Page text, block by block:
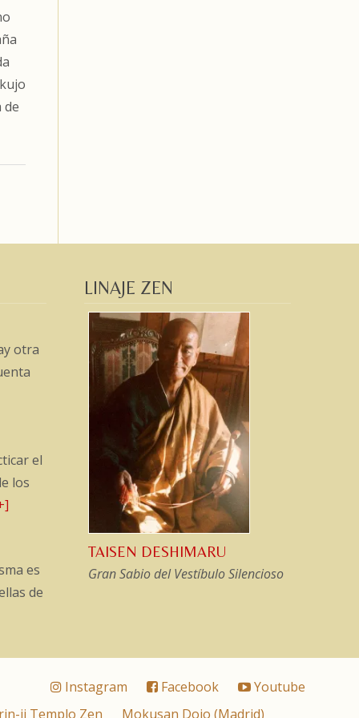
de
otra
el
los
es
de
LINAJE ZEN
TAISEN DESHIMARU
Gran Sabio del Vestíbulo Silencioso
Instagram Facebook
Youtube
ji Templo Zen Mokusan Dojo (Madrid)